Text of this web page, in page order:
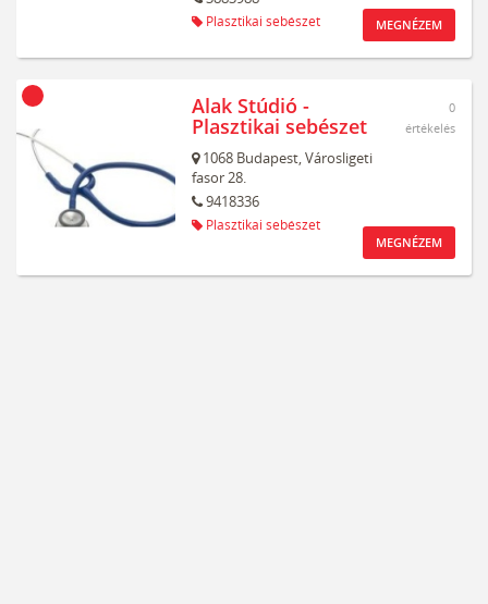
Plasztikai sebészet MEGNÉZEM
Alak Stúdió -
Plasztikai sebészet
1068 Budapest,Városligeti
fasor 28.
9418336
Plasztikai sebészet
0
értékelés
MEGNÉZEM